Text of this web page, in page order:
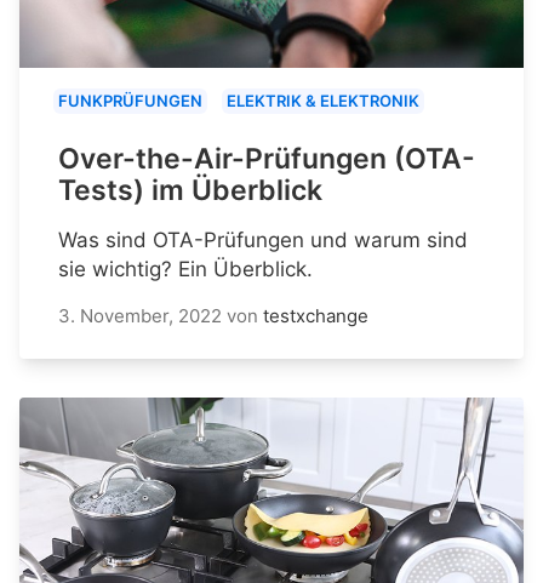
FUNKPRÜFUNGEN ELEKTRIK & ELEKTRONIK
Over-the-Air-Prüfungen (OTA-
Tests) im Überblick
Was sind OTA-Prüfungen und warum sind
sie wichtig? Ein Überblick.
3. November, 2022 von testxchange